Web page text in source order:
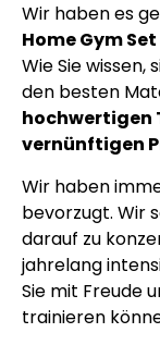
Wir haben es
Home Gym Set
Wie Sie wissen,
den besten
hochwertigen
vernünftigen
Wir haben
bevorzugt. Wir
darauf zu
jahrelang
Sie mit Freude
trainieren